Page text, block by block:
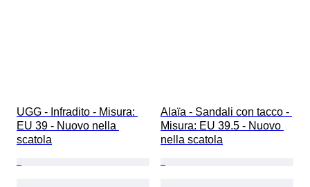
UGG - Infradito - Misura:
EU 39 - Nuovo nella
scatola
Alaïa - Sandali con tacco -
Misura: EU 39.5 - Nuovo
nella scatola